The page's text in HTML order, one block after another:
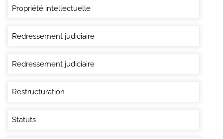
Propriété intellectuelle
Redressement judiciaire
Redressement judiciaire
Restructuration
Statuts